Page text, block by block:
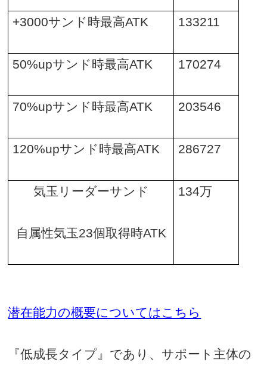
+3000サンド時最高ATK 133211
50%upサンド時最高ATK 170274
70%upサンド時最高ATK 203546
120%upサンド時最高ATK 286727
気玉リーダーサンド 134万
自属性気玉23個取得時ATK
潜在能力の概要についてはこちら
『低成長タイプ』であり、サポート主体の